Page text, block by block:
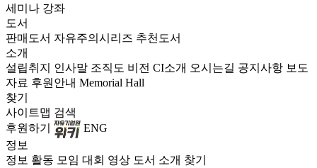
세미나 강좌
도서
판매도서 자유주의시리즈 추천도서
소개
설립취지 인사말 조직도 비전 CI소개 오시는길 공지사항 보도
자료 후원안내 Memorial Hall
찾기
사이트맵 검색
후원하기
ENG
정보
정보 활동 모임 대회 영상 도서 소개 찾기